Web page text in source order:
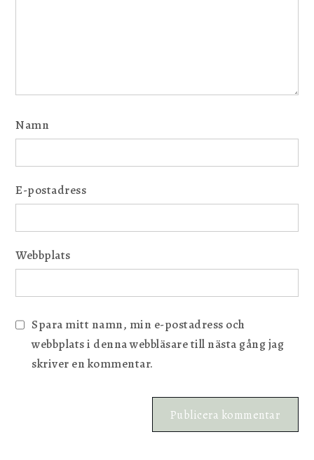
Namn
E-postadress
Webbplats
Spara mitt namn, min e-postadress och
webbplats i denna webbläsare till nästa gång jag
skriver en kommentar.